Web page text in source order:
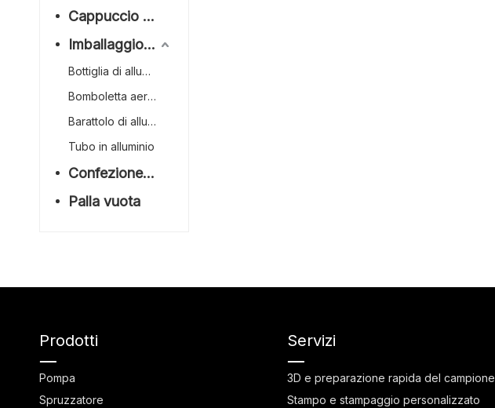
Cappuccio e chiusura
Imballaggio in alluminio
Bottiglia di alluminio
Bomboletta aerosol in alluminio
Barattolo di alluminio
Tubo in alluminio
Confezione di bambù
Palla vuota
Prodotti
Pompa
Spruzzatore
Servizi
3D e preparazione rapida del campione
Stampo e stampaggio personalizzato